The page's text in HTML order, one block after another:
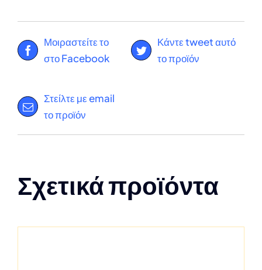
Μοιραστείτε το
στο Facebook
Κάντε tweet αυτό
το προϊόν
Στείλτε με email
το προϊόν
Σχετικά προϊόντα